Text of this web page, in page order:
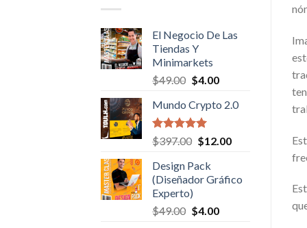
El Negocio De Las
Tiendas Y
Minimarkets
$49.00 Original
was:
$49.00.
$4.00Current
is:
Mundo Crypto 2.0
Valorado en
5.00
$397.00 Original
was:
$397.00.
$12.00Current
$12.00.
Design Pack
(Diseñador Gráfico
Experto)
$49.00 Original
$4.00Current